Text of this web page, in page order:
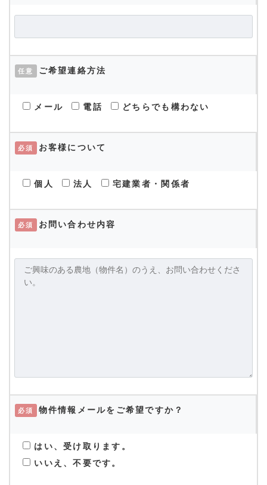
任意 ご希望連絡方法
メール 電話 どちらでも構わない
必須 お客様について
個人 法人 宅建業者・関係者
必須 お問い合わせ内容
必須 物件情報メールをご希望ですか？
はい、受け取ります。
いいえ、不要です。